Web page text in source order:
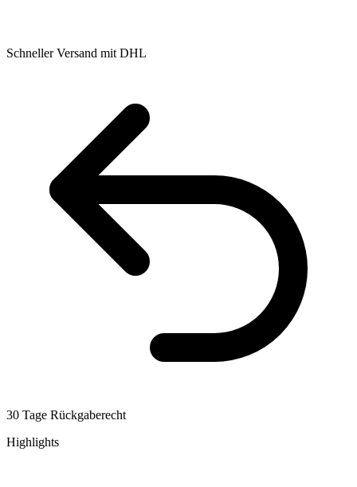
Schneller Versand mit DHL
30 Tage Rückgaberecht
Highlights